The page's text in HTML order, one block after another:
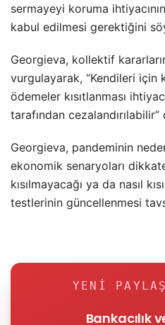
sermayeyi koruma
kabul edilmesi gerektiğini
Georgieva, kollektif
vurgulayarak, “Kendileri için
ödemeler kısıtlanması
tarafından cezalandırılabilir”
Georgieva, pandeminin
ekonomik senaryoları
kısılmayacağı ya da nasıl
testlerinin güncellenmesi
YENI
Bankacılık